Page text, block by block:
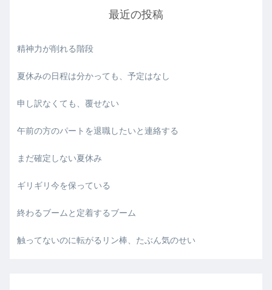
最近の投稿
精神力が削れる階段
夏休みの日程は分かっても、予定はなし
申し訳なくても、覆せない
午前の方のパートを退職したいと連絡する
まだ確定しない夏休み
ギリギリ今を保っている
終わるブームと定着するブーム
触ってないのに転がるリン棒、たぶん気のせい